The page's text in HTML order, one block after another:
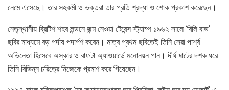
নেমে এসেছে। তার সহকর্মী ও ভক্তরা তার প্রতি শ্রদ্ধা ও শোক প্রকাশ করেছেন।
নেতৃস্থানীয় ব্রিটিশ শহর লন্ডনে জন্ম নেওয়া টেরেন্স স্ট্যাম্প ১৯৬২ সালে ‘বিলি বাড’
ছবির মাধ্যমে বড় পর্দায় পদার্পণ করেন। মাত্র প্রথম ছবিতেই তিনি সেরা পার্শ্ব
অভিনেতা হিসেবে অস্কার ও বাফটা অ্যাওয়ার্ডে মনোনয়ন পান। দীর্ঘ ষাটের দশক ধরে
তিনি বিভিন্ন চরিত্রে নিজেকে প্রমাণ করে গিয়েছেন।